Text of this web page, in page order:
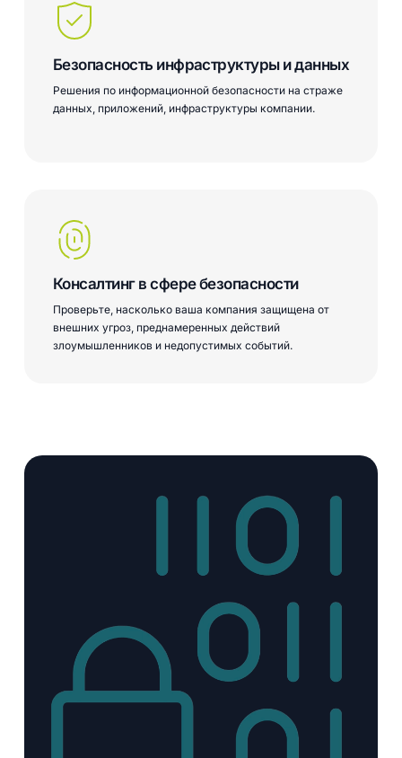
Безопасность инфраструктуры и данных
Решения по информационной безопасности на страже
данных, приложений, инфраструктуры компании.
Консалтинг в сфере безопасности
Проверьте, насколько ваша компания защищена от
внешних угроз, преднамеренных действий
злоумышленников и недопустимых событий.
more